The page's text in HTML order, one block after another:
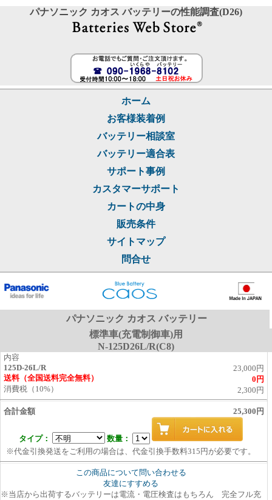
パナソニック カオス バッテリーの性能調査(D26)
ホーム
お客様装着例
バッテリー相談室
バッテリー適合表
サポート事例
カスタマーサポート
カートの中身
販売条件
サイトマップ
問合せ
パナソニック カオス バッテリー
標準車(充電制御車)用
N-125D26L/R(C8)
内容
125D-26L/R
23,000円
送料（全国送料完全無料）
0円
消費税（10%）
2,300円
合計金額 25,300円
タイプ：
数量：
※代金引換発送をご利用の場合は、代金引換手数料315円が必要です。
この商品について問い合わせる
友達にすすめる
※当店から出荷するバッテリーは電流・電圧検査はもちろん 完全フル充